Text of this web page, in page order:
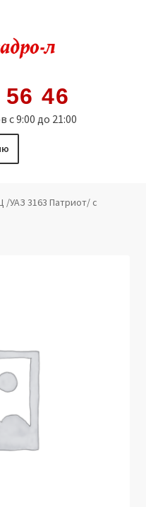
46
9:00 до 21:00
/УАЗ 3163 Патриот/ с